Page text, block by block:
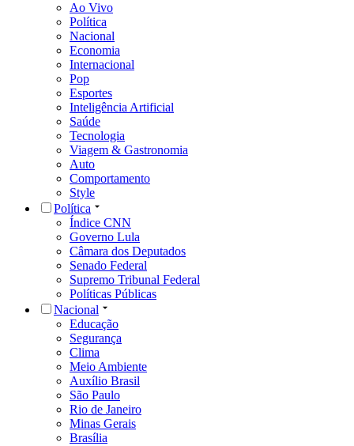
Ao Vivo
Política
Nacional
Economia
Internacional
Pop
Esportes
Inteligência Artificial
Saúde
Tecnologia
Viagem & Gastronomia
Auto
Comportamento
Style
Política
Índice CNN
Governo Lula
Câmara dos Deputados
Senado Federal
Supremo Tribunal Federal
Políticas Públicas
Nacional
Educação
Segurança
Clima
Meio Ambiente
Auxílio Brasil
São Paulo
Rio de Janeiro
Minas Gerais
Brasília